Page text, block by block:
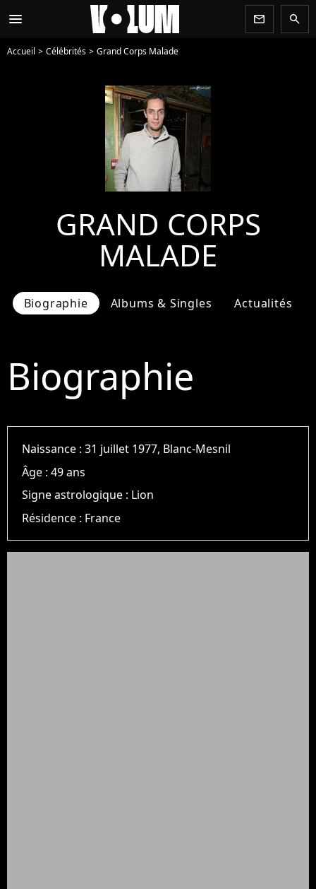
menu newsletter search
Accueil Célébrités Grand Corps Malade
GRAND CORPS
MALADE
Biographie Albums & Singles Actualités
Biographie
Naissance :31 juillet 1977, Blanc-Mesnil
Âge :49 ans
Signe astrologique : Lion
Résidence : France